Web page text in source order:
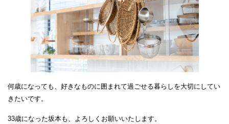
何歳になっても、好きなものに囲まれて過ごせる暮らしを大切にしてい
きたいです。
33歳になった坂本も、よろしくお願いいたします。